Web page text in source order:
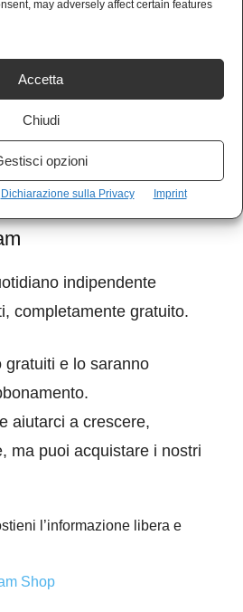
may adversely affect certain features
Accetta
Chiudi
opzioni
Dichiarazione sulla Privacy Imprint
indipendente
completamente gratuito.
gratuiti e lo saranno
aiutarci a crescere,
ma puoi acquistare i nostri
l’informazione libera e
Shop